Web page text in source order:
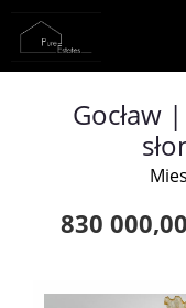
Gocław
830